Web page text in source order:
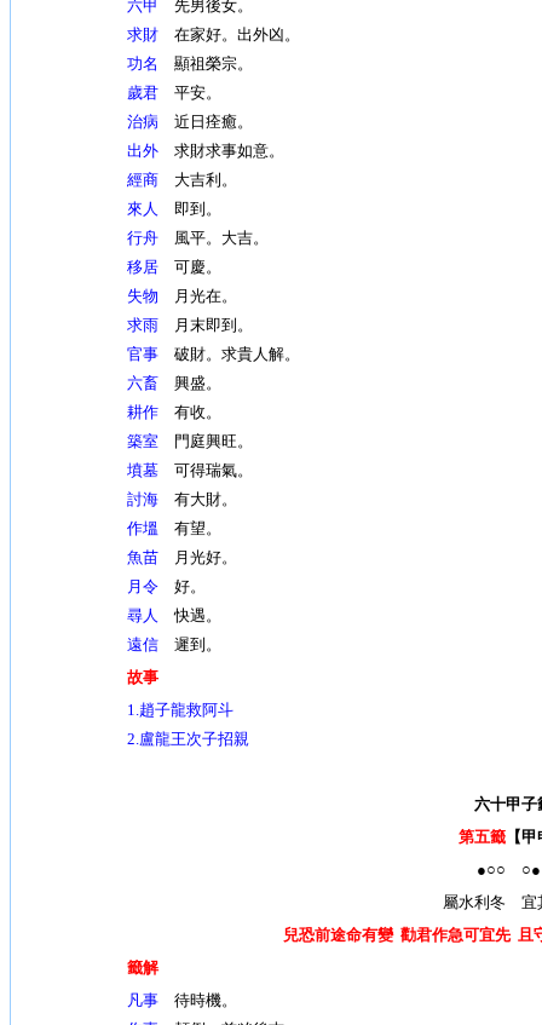
六甲 先男後女。
求財在家好。出外凶。
功名 顯祖榮宗。
歲君平安。
治病 近日痊癒。
出外求財求事如意。
經商大吉利。
來人 即到。
行舟風平。大吉。
移居可慶。
失物 月光在。
求雨月末即到。
官事破財。求貴人解。
六畜興盛。
耕作有收。
築室門庭興旺。
墳墓可得瑞氣。
討海有大財。
作塭 有望。
魚苗月光好。
月令好。
尋人 快遇。
遠信遲到。
故事
1.趙子龍救阿斗
2.盧龍王次子招親
六十甲子
第五籤 【
●○○
屬水利冬 宜
兒恐前途命有變 勸君作急可宜先 且
籤解
凡事待時機。